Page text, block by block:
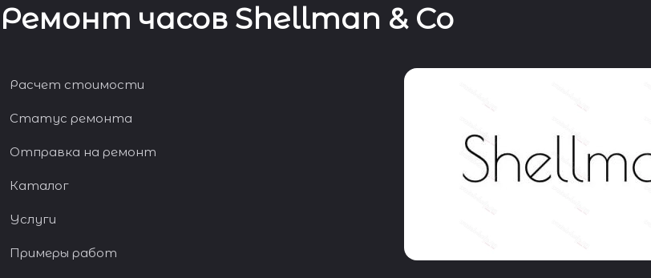
Ремонт часов Shellman & Co
Расчет стоимости
Статус ремонта
Отправка на ремонт
Каталог
Услуги
Примеры работ